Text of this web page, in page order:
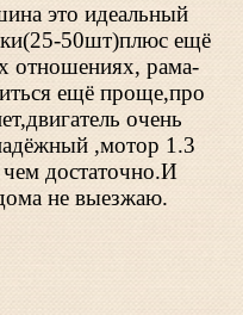
это идеальный
50шт)плюс ещё
отношениях, рама-
ещё проще,про
очень
,мотор 1.3
чем достаточно.И
не выезжаю.